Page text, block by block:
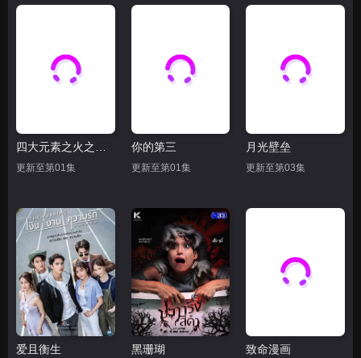
更新至第01集
你的第三
更新至第01集
月光壁垒
更新至第03集
爱且衡生 黑珊瑚 致命漫画